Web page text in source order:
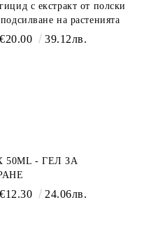
с екстракт от полски
на растенията
€20.00 39.12лв.
50ML - ГЕЛ ЗА
€12.30 24.06лв.